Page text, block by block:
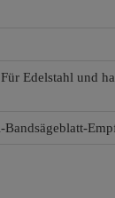
Edelstahl und